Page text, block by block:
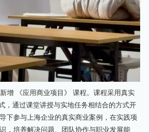
增 《应用商业项目》 课程。课程采用真实
，通过课堂讲授与实地任务相结合的方式开
下参与上海企业的真实商业案例，在实践项
，培养解决问题、团队协作与职业发展能